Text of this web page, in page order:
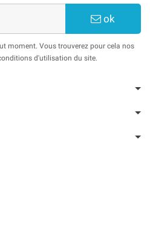
ok
moment. Vous trouverez pour cela nos
d'utilisation du site.